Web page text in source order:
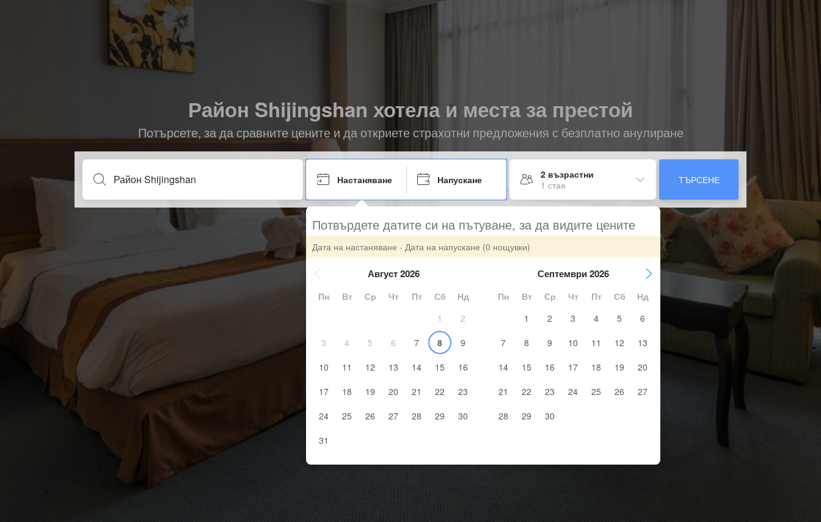
Район Shijingshan хотела и места за престой
Потърсете, за да сравните цените и да откриете страхотни предложения с безплатно анулиране
Настаняване Напускане
2 възрастни
1 стая
ТЪРСЕНЕ
Потвърдете датите си на пътуване, за да видите цените
Дата на настаняване - Дата на напускане (0 нощувки)
Август 2026
Пн Вт Ср Чт Пт Сб
Нд
1
2
3
4 5 6 7 8
9
10
11 12 13 14 15
16
17
18 19 20 21 22
23
24
25 26 27 28 29
30
31
Септември 2026
Пн Вт Ср Чт Пт Сб
Нд
1
2 3 4 5
6
7
8 9 10 11 12
13
14
15 16 17 18 19
20
21
22 23 24 25 26
27
28
29 30